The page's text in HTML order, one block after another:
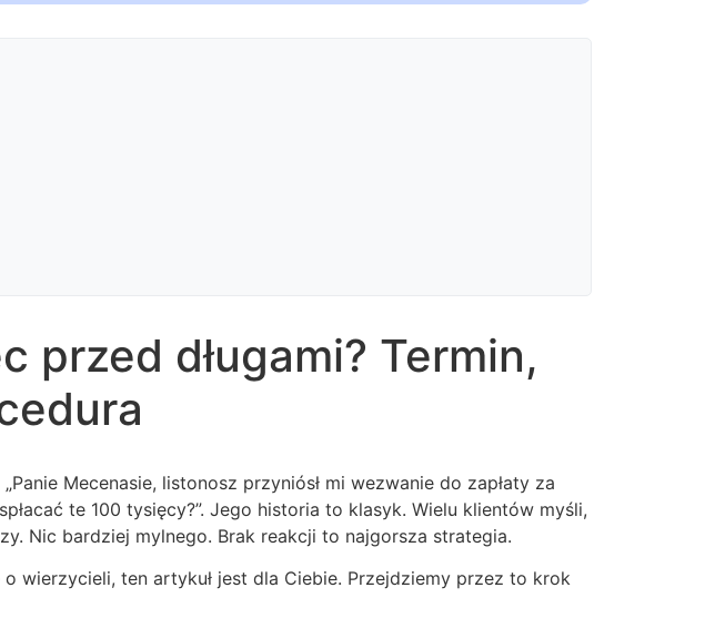
przed długami? Termin,
Mecenasie, listonosz przyniósł mi wezwanie do zapłaty za
te 100 tysięcy?”. Jego historia to klasyk. Wielu klientów myśli,
Nic bardziej mylnego. Brak reakcji to najgorsza strategia.
wierzycieli, ten artykuł jest dla Ciebie. Przejdziemy przez to krok